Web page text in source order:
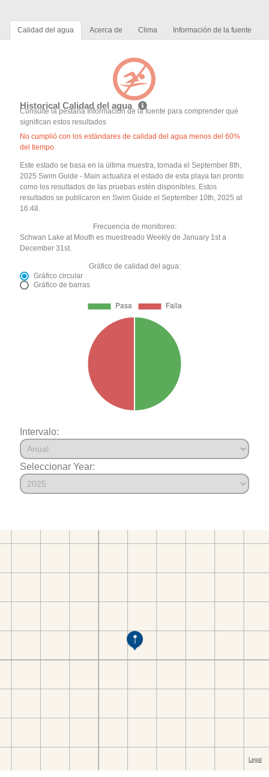
Calidad del agua Acerca de Clima Información de la fuente
Historical Calidad del agua
Consulte la pestaña Información de la fuente para comprender qué
significan estos resultados
No cumplió con los estándares de calidad del agua menos del 60%
del tiempo
Este estado se basa en la última muestra, tomada el September 8th,
2025 Swim Guide - Main actualiza el estado de esta playa tan pronto
como los resultados de las pruebas estén disponibles. Estos
resultados se publicaron en Swim Guide el September 10th, 2025 at
16:48.
Frecuencia de monitoreo:
Schwan Lake at Mouth es muestreado Weekly de January 1st a
December 31st.
Gráfico de calidad del agua:
Gráfico circular
Gráfico de barras
Intervalo:
Seleccionar Year: